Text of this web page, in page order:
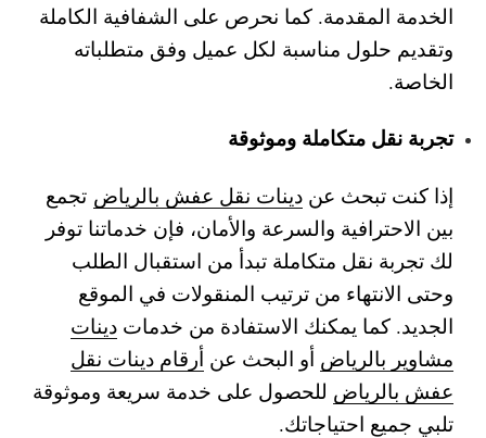
الخدمة المقدمة. كما نحرص على الشفافية الكاملة
وتقديم حلول مناسبة لكل عميل وفق متطلباته
الخاصة.
تجربة نقل متكاملة وموثوقة
إذا كنت تبحث عن دينات نقل عفش بالرياض تجمع
بين الاحترافية والسرعة والأمان، فإن خدماتنا توفر
لك تجربة نقل متكاملة تبدأ من استقبال الطلب
وحتى الانتهاء من ترتيب المنقولات في الموقع
الجديد. كما يمكنك الاستفادة من خدمات دينات
مشاوير بالرياض أو البحث عن أرقام دينات نقل
عفش بالرياض للحصول على خدمة سريعة وموثوقة
تلبي جميع احتياجاتك.